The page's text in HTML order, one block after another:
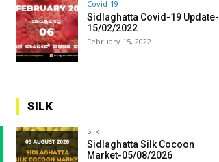
Covid-19
Sidlaghatta Covid-19 Update-
15/02/2022
February 15, 2022
SILK
Silk
Sidlaghatta Silk Cocoon
Market-05/08/2026